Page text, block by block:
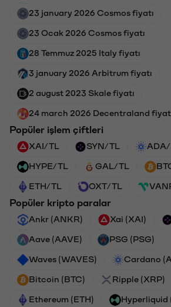
23 january 2026 Cosmos fiyatı
23 Ocak 2026 Cosmos fiyatı
28 Temmuz 2025 Italy fiyatı
3 january 2026 Arbitrum fiyatı
2 august 2023 Skale fiyatı
24 march 2026 Decentraland
Popüler işlem çiftleri
XAI/TL SYN/TL ADA/
HYPE/TL GAL/TL
ETH/TL OXT/TL
Popüler kripto paralar
Ankr (ANKR) Xai (XAI)
Aave (AAVE) PSG (PSG)
Waves (WAVES) Cardano
Bitcoin (BTC) Ripple (XRP)
Ethereum (ETH) Hyperliquid